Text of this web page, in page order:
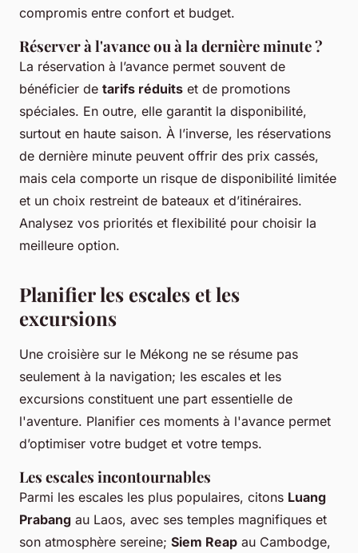
compromis entre confort et budget.
Réserver à l'avance ou à la dernière minute ?
La réservation à l’avance permet souvent de
bénéficier de tarifs réduits et de promotions
spéciales. En outre, elle garantit la disponibilité,
surtout en haute saison. À l’inverse, les réservations
de dernière minute peuvent offrir des prix cassés,
mais cela comporte un risque de disponibilité limitée
et un choix restreint de bateaux et d’itinéraires.
Analysez vos priorités et flexibilité pour choisir la
meilleure option.
Planifier les escales et les
excursions
Une croisière sur le Mékong ne se résume pas
seulement à la navigation; les escales et les
excursions constituent une part essentielle de
l'aventure. Planifier ces moments à l'avance permet
d’optimiser votre budget et votre temps.
Les escales incontournables
Parmi les escales les plus populaires, citons Luang
Prabang au Laos, avec ses temples magnifiques et
son atmosphère sereine; Siem Reap au Cambodge,